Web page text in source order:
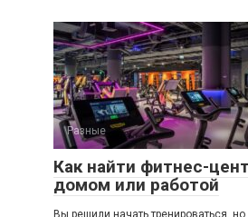
Разные
Как найти фитнес-
домом или работой